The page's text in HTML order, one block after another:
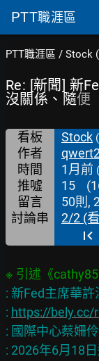
PTT職涯區
PTT職涯區 / Stock
Re: [新聞] 新
沒關係、隨便
看板 Stock
作者
時間 1月前
推噓 15 (
留言
50則,
討論串 2/2 (
: 新Fed主席華
: https://bely.cc/
: 國際中心蔡姍
: 2026年6月18